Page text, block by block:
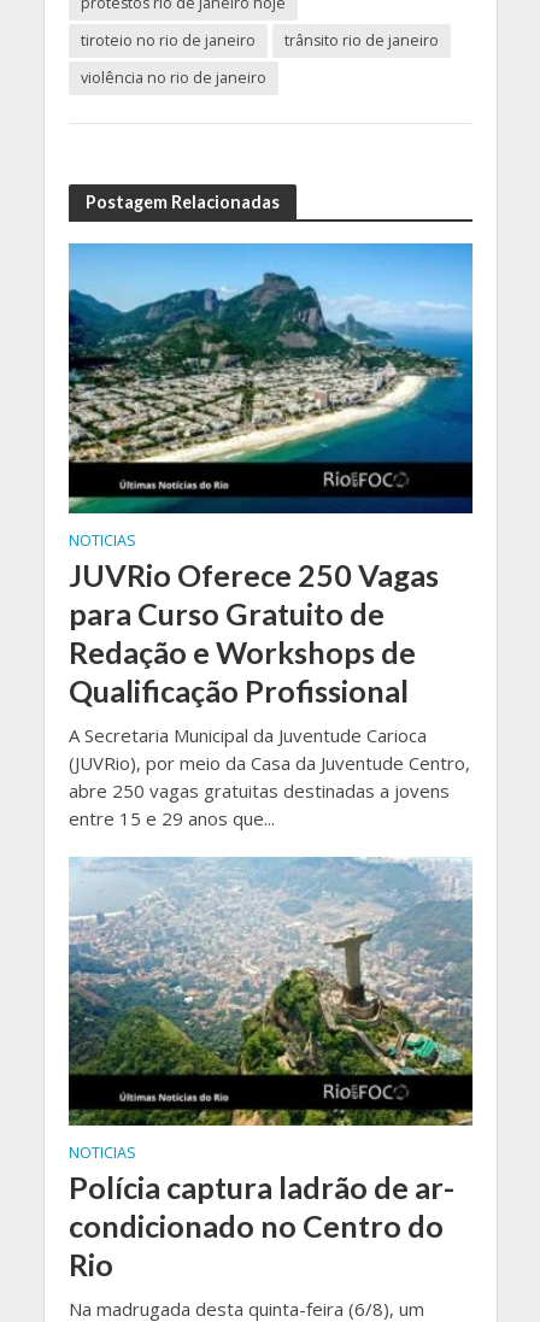
tiroteio no rio de janeiro
trânsito rio de janeiro
violência no rio de janeiro
Postagem Relacionadas
NOTICIAS
JUVRio Oferece 250 Vagas
para Curso Gratuito de
Redação e Workshops de
Qualificação Profissional
A Secretaria Municipal da Juventude Carioca
(JUVRio), por meio da Casa da Juventude Centro,
abre 250 vagas gratuitas destinadas a jovens
entre 15 e 29 anos que...
NOTICIAS
Polícia captura ladrão de ar-
condicionado no Centro do
Rio
Na madrugada desta quinta-feira (6/8), um